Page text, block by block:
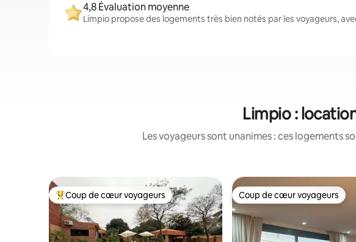
4,8 Évaluation moyenne
Limpio propose des logements très bien notés par les voyageurs,
Limpio :
Les voyageurs sont unanimes : ces logements
Coups de cœur voyageurs les plus appréciés
Coup de cœur voyageurs Coup de cœur voyageurs
Coup de cœur voyageurs